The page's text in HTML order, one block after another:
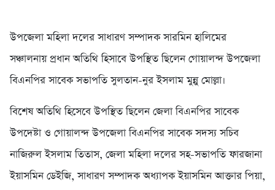
উপজেলা মহিলা দলের সাধারণ সম্পাদক সারমিন হালিমের
সঞ্চালনায় প্রধান অতিথি হিসাবে উপস্থিত ছিলেন গোয়ালন্দ উপজেলা
বিএনপির সাবেক সভাপতি সুলতান-নুর ইসলাম মুন্নু মোল্লা।
বিশেষ অতিথি হিসেবে উপস্থিত ছিলেন জেলা বিএনপির সাবেক
উপদেষ্টা ও গোয়ালন্দ উপজেলা বিএনপির সাবেক সদস্য সচিব
নাজিরুল ইসলাম তিতাস, জেলা মহিলা দলের সহ-সভাপতি ফারজানা
ইয়াসমিন ডেইজি, সাধারণ সম্পাদক অধ্যাপক ইয়াসমিন আক্তার পিয়া,